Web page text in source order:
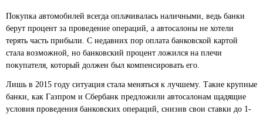
Покупка автомобилей всегда оплачивалась наличными, ведь банки
берут процент за проведение операций, а автосалоны не хотели
терять часть прибыли. С недавних пор оплата банковской картой
стала возможной, но банковский процент ложился на плечи
покупателя, который должен был компенсировать его.
Лишь в 2015 году ситуация стала меняться к лучшему. Такие крупные
банки, как Газпром и Сбербанк предложили автосалонам щадящие
условия проведения банковских операций, снизив свои ставки до 1-